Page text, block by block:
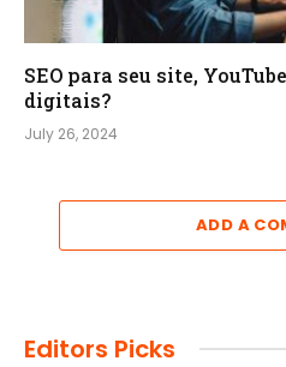
SEO para seu site,
digitais?
July 26, 2024
ADD A
Editors Picks